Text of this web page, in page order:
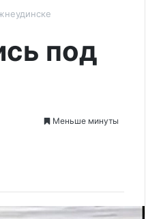
под
Меньше минуты